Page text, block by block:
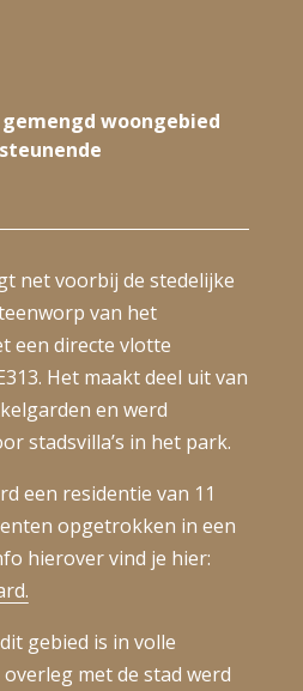
woongebied
net voorbij de stedelijke
van het
een directe vlotte
Het maakt deel uit van
en werd
stadsvilla’s in het park.
een residentie van 11
opgetrokken in een
hierover vind je hier:
gebied is in volle
met de stad werd